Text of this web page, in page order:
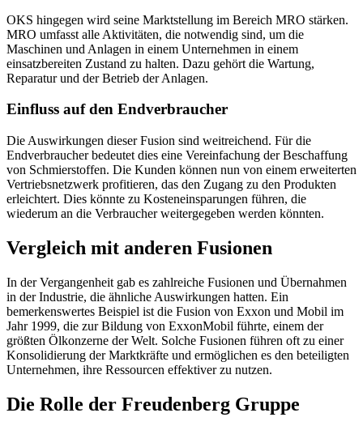
OKS hingegen wird seine Marktstellung im Bereich MRO stärken.
MRO umfasst alle Aktivitäten, die notwendig sind, um die
Maschinen und Anlagen in einem Unternehmen in einem
einsatzbereiten Zustand zu halten. Dazu gehört die Wartung,
Reparatur und der Betrieb der Anlagen.
Einfluss auf den Endverbraucher
Die Auswirkungen dieser Fusion sind weitreichend. Für die
Endverbraucher bedeutet dies eine Vereinfachung der Beschaffung
von Schmierstoffen. Die Kunden können nun von einem erweiterten
Vertriebsnetzwerk profitieren, das den Zugang zu den Produkten
erleichtert. Dies könnte zu Kosteneinsparungen führen, die
wiederum an die Verbraucher weitergegeben werden könnten.
Vergleich mit anderen Fusionen
In der Vergangenheit gab es zahlreiche Fusionen und Übernahmen
in der Industrie, die ähnliche Auswirkungen hatten. Ein
bemerkenswertes Beispiel ist die Fusion von Exxon und Mobil im
Jahr 1999, die zur Bildung von ExxonMobil führte, einem der
größten Ölkonzerne der Welt. Solche Fusionen führen oft zu einer
Konsolidierung der Marktkräfte und ermöglichen es den beteiligten
Unternehmen, ihre Ressourcen effektiver zu nutzen.
Die Rolle der Freudenberg Gruppe